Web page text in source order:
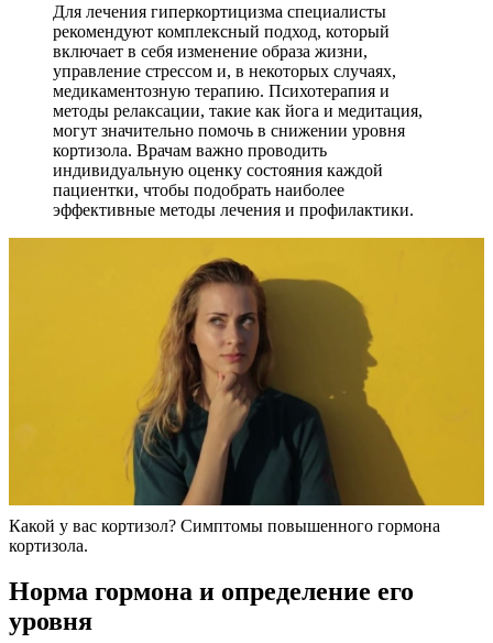
Для лечения гиперкортицизма специалисты
рекомендуют комплексный подход, который
включает в себя изменение образа жизни,
управление стрессом и, в некоторых случаях,
медикаментозную терапию. Психотерапия и
методы релаксации, такие как йога и медитация,
могут значительно помочь в снижении уровня
кортизола. Врачам важно проводить
индивидуальную оценку состояния каждой
пациентки, чтобы подобрать наиболее
эффективные методы лечения и профилактики.
Какой у вас кортизол? Симптомы повышенного гормона
кортизола.
Норма гормона и определение его
уровня